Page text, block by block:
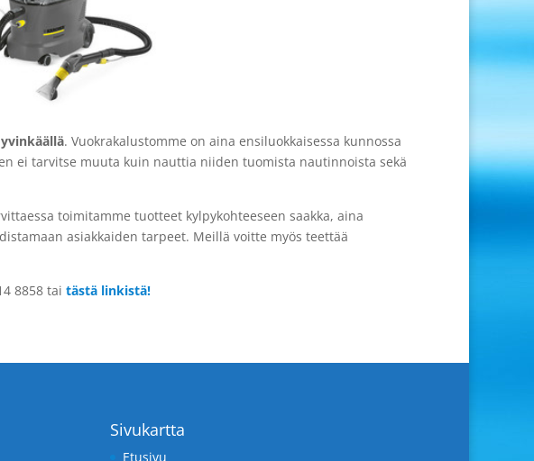
. Vuokrakalustomme on aina ensiluokkaisessa kunnossa
ei tarvitse muuta kuin nauttia niiden tuomista nautinnoista sekä
toimitamme tuotteet kylpykohteeseen saakka, aina
asiakkaiden tarpeet. Meillä voitte myös teettää
8858 tai tästä linkistä!
Sivukartta
Etusivu